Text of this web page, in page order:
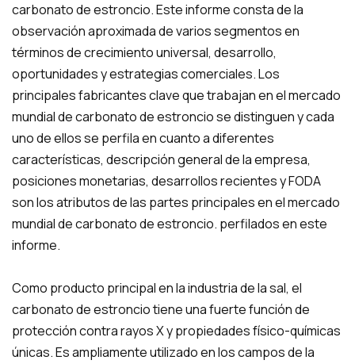
carbonato de estroncio. Este informe consta de la
observación aproximada de varios segmentos en
términos de crecimiento universal, desarrollo,
oportunidades y estrategias comerciales. Los
principales fabricantes clave que trabajan en el mercado
mundial de carbonato de estroncio se distinguen y cada
uno de ellos se perfila en cuanto a diferentes
características, descripción general de la empresa,
posiciones monetarias, desarrollos recientes y FODA
son los atributos de las partes principales en el mercado
mundial de carbonato de estroncio. perfilados en este
informe.
Como producto principal en la industria de la sal, el
carbonato de estroncio tiene una fuerte función de
protección contra rayos X y propiedades físico-químicas
únicas. Es ampliamente utilizado en los campos de la